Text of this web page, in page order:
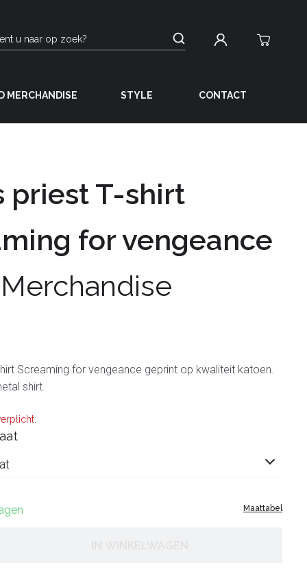
MERCHANDISE STYLE CONTACT
priest T-shirt
for vengeance
Screaming for vengeance geprint op kwaliteit katoen.
shirt.
Maattabel